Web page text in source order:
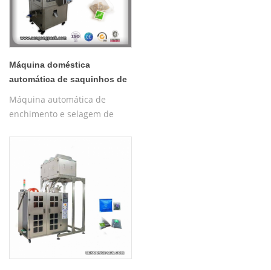
Máquina doméstica
automática de saquinhos de
chá PLA Pyramid C20
Máquina automática de
enchimento e selagem de
de embalagem piramidal de
saquinhos de chá de nylon